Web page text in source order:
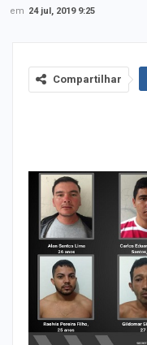
em 24 jul, 2019 9:25
Compartilhar